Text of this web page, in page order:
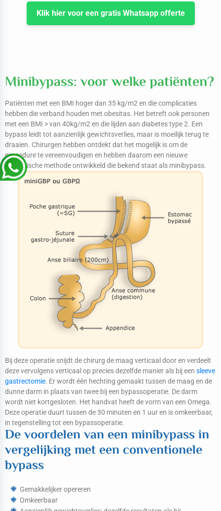
Klik hier voor een gratis Whatsapp offerte
Minibypass: voor welke patiënten?
Patiënten met een BMI hoger dan 35 kg/m2 en die complicaties
hebben die verband houden met obesitas. Het betreft ook personen
met een BMI > van 40kg/m2 en die lijden aan diabetes type 2. Een
bypass leidt tot aanzienlijk gewichtsverlies, maar is moeilijk terug te
draaien. Chirurgen hebben ontdekt dat het mogelijk is om de
procedure te vereenvoudigen en hebben daarom een nieuwe
chirurgische methode ontwikkeld die bekend staat als minibypass.
Bij deze operatie snijdt de chirurg de maag verticaal door en verdeelt
deze vervolgens verticaal op precies dezelfde manier als bij een sleeve
gastrectomie. Er wordt één hechting gemaakt tussen de maag en de
dunne darm in plaats van twee bij een bypassoperatie. De darm
wordt niet kortgesloten. Het handvat heeft de vorm van een Omega.
Deze operatie duurt tussen de 30 minuten en 1 uur en is omkeerbaar,
in tegenstelling tot een bypassoperatie.
De voordelen van een minibypass in
vergelijking met een conventionele
bypass
Gemakkelijker opereren
Omkeerbaar